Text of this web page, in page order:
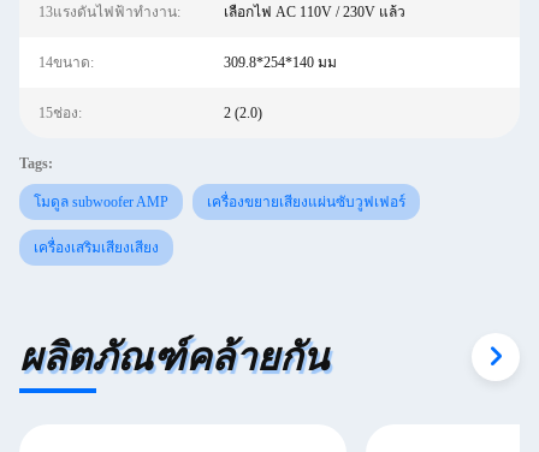
13แรงดันไฟฟ้าทำงาน: เลือกไฟ AC 110V / 230V แล้ว
14ขนาด: 309.8*254*140 มม
15ช่อง: 2 (2.0)
Tags:
โมดูล subwoofer AMP เครื่องขยายเสียงแผ่นซับวูฟเฟอร์
เครื่องเสริมเสียงเสียง
ผลิตภัณฑ์คล้ายกัน